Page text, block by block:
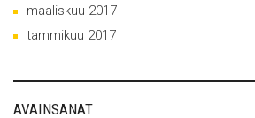
maaliskuu 2017
tammikuu 2017
AVAINSANAT